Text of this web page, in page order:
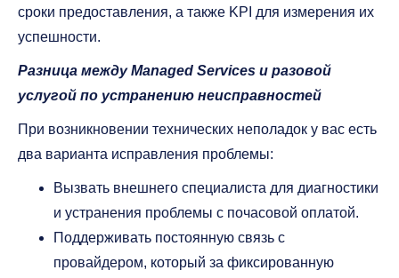
сроки предоставления, а также KPI для измерения их
успешности.
Разница между Managed Services и разовой
услугой по устранению неисправностей
При возникновении технических неполадок у вас есть
два варианта исправления проблемы:
Вызвать внешнего специалиста для диагностики
и устранения проблемы с почасовой оплатой.
Поддерживать постоянную связь с
провайдером, который за фиксированную